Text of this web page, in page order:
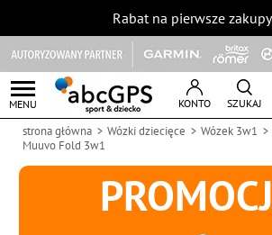
Rabat na pierwsze
MENU KONTO SZUKAJ
strona główna Wózki dziecięce Wózek 3w1
Muuvo Fold 3w1